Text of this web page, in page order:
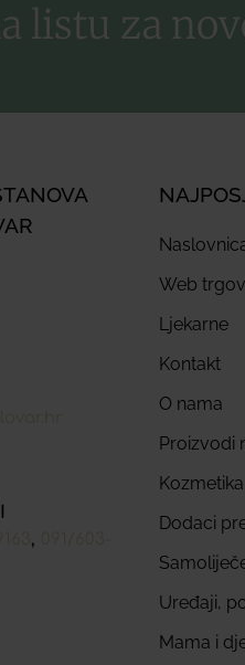
listu za
,
Web
Ljekarne
Kontakt
O nama
Proizvodi
Kozmetika
Dodaci
Uređaji,
Mama i